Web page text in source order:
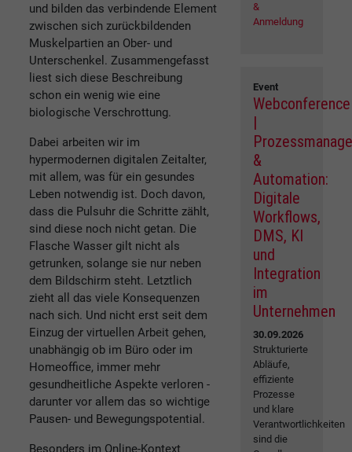
und bilden das verbindende Element
zwischen sich zurückbildenden
Muskelpartien an Ober- und
Unterschenkel. Zusammengefasst
liest sich diese Beschreibung
schon ein wenig wie eine
biologische Verschrottung.
Dabei arbeiten wir im
hypermodernen digitalen Zeitalter,
mit allem, was für ein gesundes
Leben notwendig ist. Doch davon,
dass die Pulsuhr die Schritte zählt,
sind diese noch nicht getan. Die
Flasche Wasser gilt nicht als
getrunken, solange sie nur neben
dem Bildschirm steht. Letztlich
zieht all das viele Konsequenzen
nach sich. Und nicht erst seit dem
Einzug der virtuellen Arbeit gehen,
unabhängig ob im Büro oder im
Homeoffice, immer mehr
gesundheitliche Aspekte verloren -
darunter vor allem das so wichtige
Pausen- und Bewegungspotential.
Besonders im Online-Kontext
&
Anmeldung
Event
Webconference
|
&
Automation:
Digitale
Workflows,
DMS, KI
und
Integration
im
Unternehmen
30.09.2026
Strukturierte
Abläufe,
effiziente
Prozesse
und klare
Verantwortlichkeiten
sind die